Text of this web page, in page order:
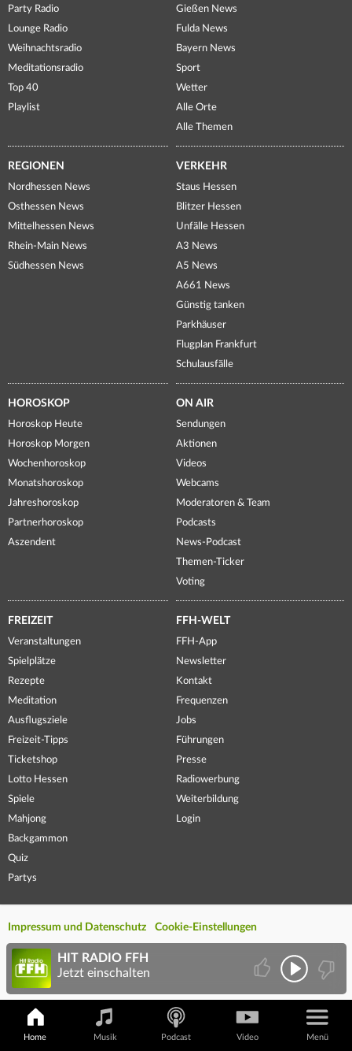
Party Radio
Lounge Radio
Weihnachtsradio
Meditationsradio
Top 40
Playlist
Gießen News
Fulda News
Bayern News
Sport
Wetter
Alle Orte
Alle Themen
REGIONEN
Nordhessen News
Osthessen News
Mittelhessen News
Rhein-Main News
Südhessen News
VERKEHR
Staus Hessen
Blitzer Hessen
Unfälle Hessen
A3 News
A5 News
A661 News
Günstig tanken
Parkhäuser
Flugplan Frankfurt
Schulausfälle
HOROSKOP
Horoskop Heute
Horoskop Morgen
Wochenhoroskop
Monatshoroskop
Jahreshoroskop
Partnerhoroskop
Aszendent
ON AIR
Sendungen
Aktionen
Videos
Webcams
Moderatoren & Team
Podcasts
News-Podcast
Themen-Ticker
Voting
FREIZEIT
Veranstaltungen
Spielplätze
Rezepte
Meditation
Ausflugsziele
Freizeit-Tipps
Ticketshop
Lotto Hessen
Spiele
Mahjong
Backgammon
Quiz
Partys
FFH-WELT
FFH-App
Newsletter
Kontakt
Frequenzen
Jobs
Führungen
Presse
Radiowerbung
Weiterbildung
Login
Impressum und Datenschutz Cookie-Einstellungen
Home Musik Podcast Video Menü
HIT RADIO FFH
Jetzt einschalten